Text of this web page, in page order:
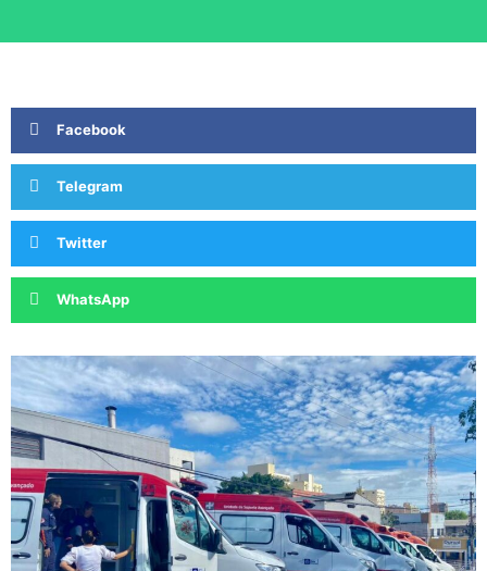
Facebook
Telegram
Twitter
WhatsApp